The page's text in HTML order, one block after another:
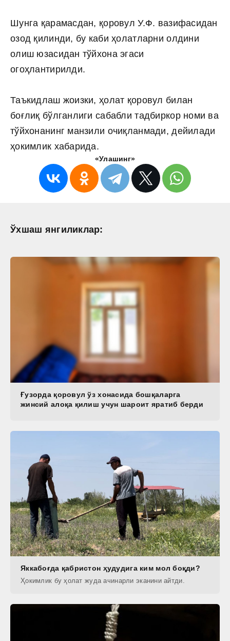
Шунга қарамасдан, қоровул У.Ф. вазифасидан
озод қилинди, бу каби ҳолатларни олдини
олиш юзасидан тўйхона эгаси
огоҳлантирилди.
Таъкидлаш жоизки, ҳолат қоровул билан
боғлиқ бўлганлиги сабабли тадбиркор номи ва
тўйхонанинг манзили очиқланмади, дейилади
ҳокимлик хабарида.
«Улашинг»
Ўхшаш янгиликлар:
Ғузорда қоровул ўз хонасида бошқаларга
жинсий алоқа қилиш учун шароит яратиб берди
Яккабоғда қабристон ҳудудига ким мол боқди?
Ҳокимлик бу ҳолат жуда ачинарли эканини айтди.